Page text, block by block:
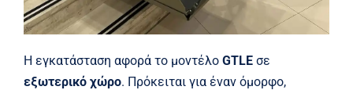
Η εγκατάσταση αφορά το μοντέλο GTLEσε
εξωτερικό χώρο. Πρόκειται για έναν όμορφο,